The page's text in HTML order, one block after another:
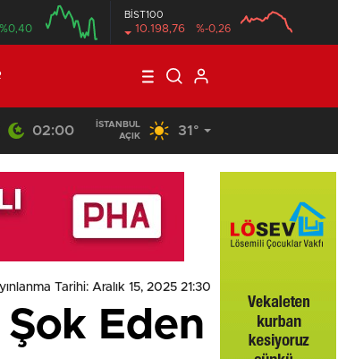
%0,40
BİST100
10.198,76 %-0,26
02:00
İSTANBUL
AÇIK
31°
Tarihi: Aralık 15, 2025 21:30
Eden